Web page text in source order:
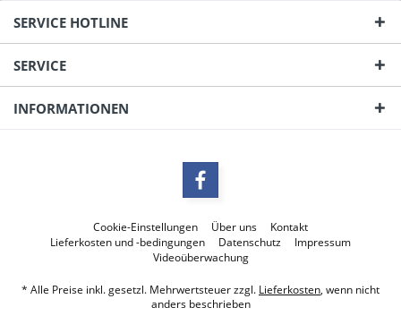
SERVICE HOTLINE
SERVICE
INFORMATIONEN
Cookie-Einstellungen Über uns
Kontakt
Lieferkosten und -bedingungen
Datenschutz
Impressum
Videoüberwachung
* Alle Preise inkl. gesetzl. Mehrwertsteuer zzgl. Lieferkosten, wenn nicht
anders beschrieben